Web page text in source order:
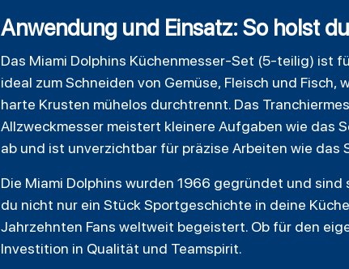
Anwendung und Einsatz: So holst
Das Miami Dolphins Küchenmesser-Set (5-teilig) ist
ideal zum Schneiden von Gemüse, Fleisch und
harte Krusten mühelos durchtrennt. Das
Allzweckmesser meistert kleinere Aufgaben wie das
ab und ist unverzichtbar für präzise Arbeiten wie das
Die Miami Dolphins wurden 1966 gegründet und
du nicht nur ein Stück Sportgeschichte in deine
Jahrzehnten Fans weltweit begeistert. Ob für den
Investition in Qualität und Teamspirit.